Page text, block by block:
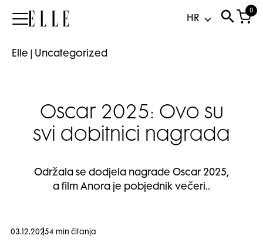
Elle
0
Elle Uncategorized
Oscar 2025: Ovo su
svi dobitnici nagrada
Održala se dodjela nagrade Oscar 2025,
a film Anora je pobjednik večeri..
03.12.20254 min čitanja